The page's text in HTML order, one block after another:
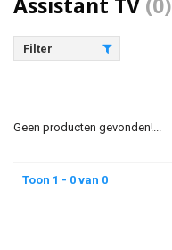
Filter
Geen producten gevonden!...
Toon 1 - 0 van 0